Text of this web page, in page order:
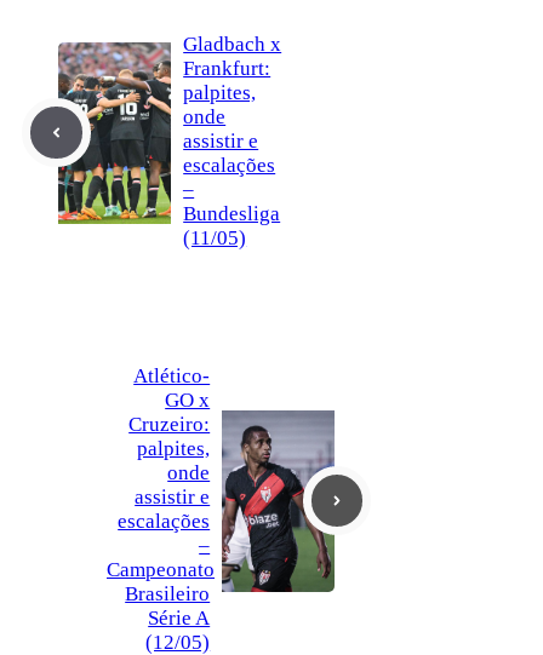
Gladbach x
Frankfurt:
palpites,
onde
assistir e
escalações
–
Bundesliga
(11/05)
Atlético-
GO x
Cruzeiro:
palpites,
onde
assistir e
escalações
–
Campeonato
Brasileiro
Série A
(12/05)